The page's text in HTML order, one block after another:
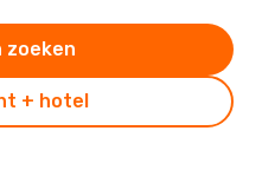
+ hotel
zoeken